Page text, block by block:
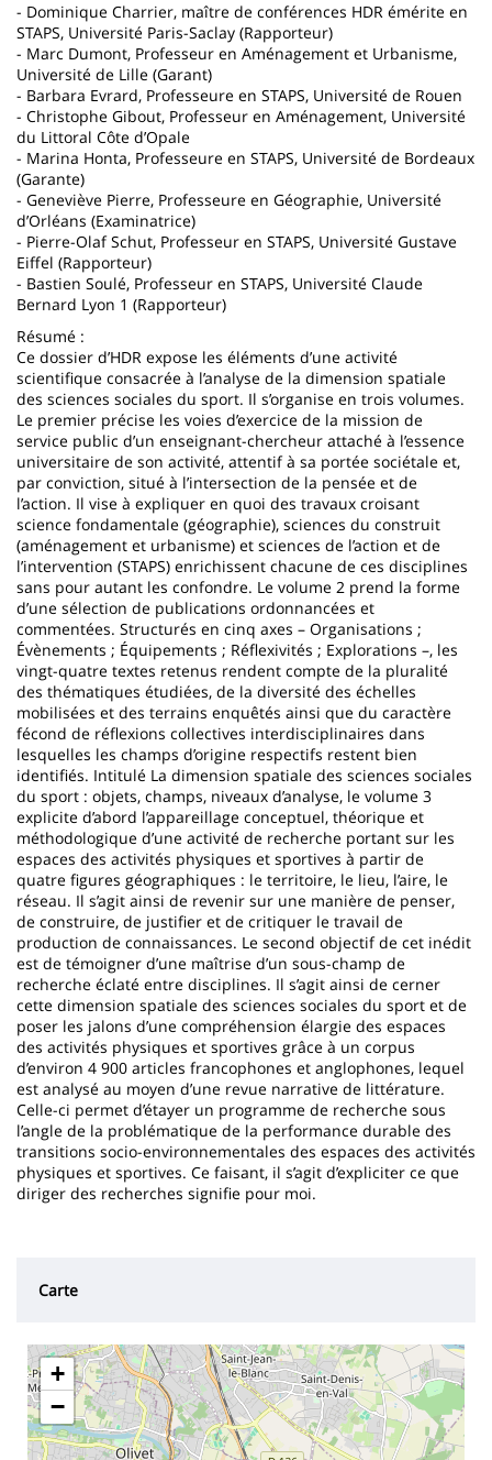
- Dominique Charrier, maître de conférences HDR émérite en
STAPS, Université Paris-Saclay (Rapporteur)
- Marc Dumont, Professeur en Aménagement et Urbanisme,
Université de Lille (Garant)
- Barbara Evrard, Professeure en STAPS, Université de Rouen
- Christophe Gibout, Professeur en Aménagement, Université
du Littoral Côte d’Opale
- Marina Honta, Professeure en STAPS, Université de Bordeaux
(Garante)
- Geneviève Pierre, Professeure en Géographie, Université
d’Orléans (Examinatrice)
- Pierre-Olaf Schut, Professeur en STAPS, Université Gustave
Eiffel (Rapporteur)
- Bastien Soulé, Professeur en STAPS, Université Claude
Bernard Lyon 1 (Rapporteur)
Résumé :
Ce dossier d’HDR expose les éléments d’une activité
scientifique consacrée à l’analyse de la dimension spatiale
des sciences sociales du sport. Il s’organise en trois volumes.
Le premier précise les voies d’exercice de la mission de
service public d’un enseignant-chercheur attaché à l’essence
universitaire de son activité, attentif à sa portée sociétale et,
par conviction, situé à l’intersection de la pensée et de
l’action. Il vise à expliquer en quoi des travaux croisant
science fondamentale (géographie), sciences du construit
(aménagement et urbanisme) et sciences de l’action et de
l’intervention (STAPS) enrichissent chacune de ces disciplines
sans pour autant les confondre. Le volume 2 prend la forme
d’une sélection de publications ordonnancées et
commentées. Structurés en cinq axes – Organisations ;
Évènements ; Équipements ; Réflexivités ; Explorations –, les
vingt-quatre textes retenus rendent compte de la pluralité
des thématiques étudiées, de la diversité des échelles
mobilisées et des terrains enquêtés ainsi que du caractère
fécond de réflexions collectives interdisciplinaires dans
lesquelles les champs d’origine respectifs restent bien
identifiés. Intitulé La dimension spatiale des sciences sociales
du sport : objets, champs, niveaux d’analyse, le volume 3
explicite d’abord l’appareillage conceptuel, théorique et
méthodologique d’une activité de recherche portant sur les
espaces des activités physiques et sportives à partir de
quatre figures géographiques : le territoire, le lieu, l’aire, le
réseau. Il s’agit ainsi de revenir sur une manière de penser,
de construire, de justifier et de critiquer le travail de
production de connaissances. Le second objectif de cet inédit
est de témoigner d’une maîtrise d’un sous-champ de
recherche éclaté entre disciplines. Il s’agit ainsi de cerner
cette dimension spatiale des sciences sociales du sport et de
poser les jalons d’une compréhension élargie des espaces
des activités physiques et sportives grâce à un corpus
d’environ 4 900 articles francophones et anglophones, lequel
est analysé au moyen d’une revue narrative de littérature.
Celle-ci permet d’étayer un programme de recherche sous
l’angle de la problématique de la performance durable des
transitions socio-environnementales des espaces des activités
physiques et sportives. Ce faisant, il s’agit d’expliciter ce que
diriger des recherches signifie pour moi.
Carte
+
−